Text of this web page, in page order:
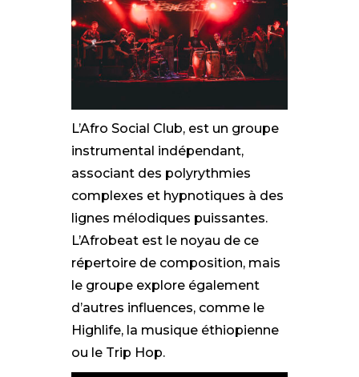
L’Afro Social Club, est un groupe
instrumental indépendant,
associant des polyrythmies
complexes et hypnotiques à des
lignes mélodiques puissantes.
L’Afrobeat est le noyau de ce
répertoire de composition, mais
le groupe explore également
d’autres influences, comme le
Highlife, la musique éthiopienne
ou le Trip Hop.